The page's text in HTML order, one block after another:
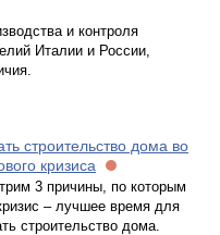
и контроля
Италии и России,
строительство дома во
кризиса
3 причины, по которым
– лучшее время для
строительство дома.